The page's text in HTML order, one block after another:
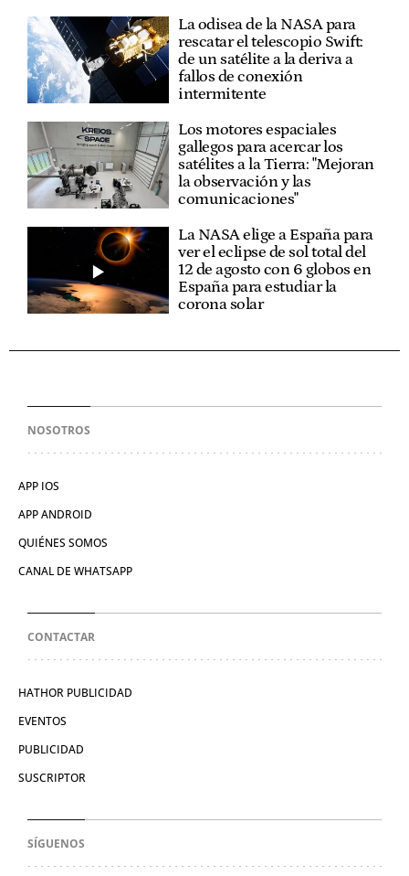
La odisea de la NASA para
rescatar el telescopio Swift:
de un satélite a la deriva a
fallos de conexión
intermitente
Los motores espaciales
gallegos para acercar los
satélites a la Tierra: "Mejoran
la observación y las
comunicaciones"
La NASA elige a España para
ver el eclipse de sol total del
12 de agosto con 6 globos en
España para estudiar la
corona solar
NOSOTROS
APP IOS
APP ANDROID
QUIÉNES SOMOS
CANAL DE WHATSAPP
CONTACTAR
HATHOR PUBLICIDAD
EVENTOS
PUBLICIDAD
SUSCRIPTOR
SÍGUENOS